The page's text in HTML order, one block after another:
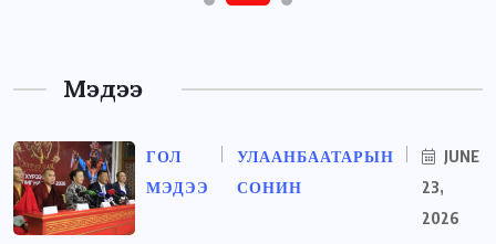
Мэдээ
ГОЛ
МЭДЭЭ
УЛААНБААТАРЫН
СОНИН
JUNE
23,
2026